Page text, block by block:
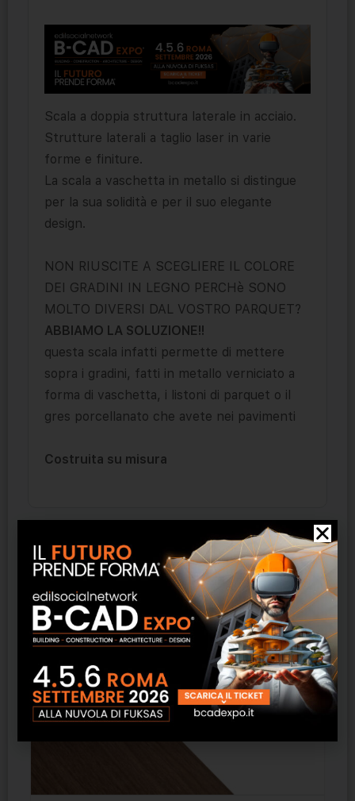
Scala a doppia struttura laterale in acciaio.
Strutture laterali a taglio laser in varie
forme e finiture.
La scala a vaschetta in metallo si distingue
per la sua solidità e per il suo elegante
design.
NON RIUSCITE A SCEGLIERE IL COLORE
DEI GRADINI IN LEGNO PERCHè SONO
MOLTO DIVERSI DAL VOSTRO PARQUET?
ABBIAMO LA SOLUZIONE!!
questa scala infatti permette di mettere
sopra i gradini, fatti in metallo verniciato a
forma di vaschetta, i listoni di parquet o il
gres porcellanato che avete nei pavimenti
Costruita su misura
Prodotti correlati